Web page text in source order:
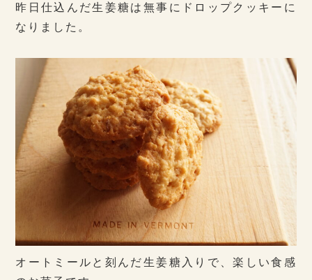
昨日仕込んだ生姜糖は無事にドロップクッキーに
なりました。
オートミールと刻んだ生姜糖入りで、楽しい食感